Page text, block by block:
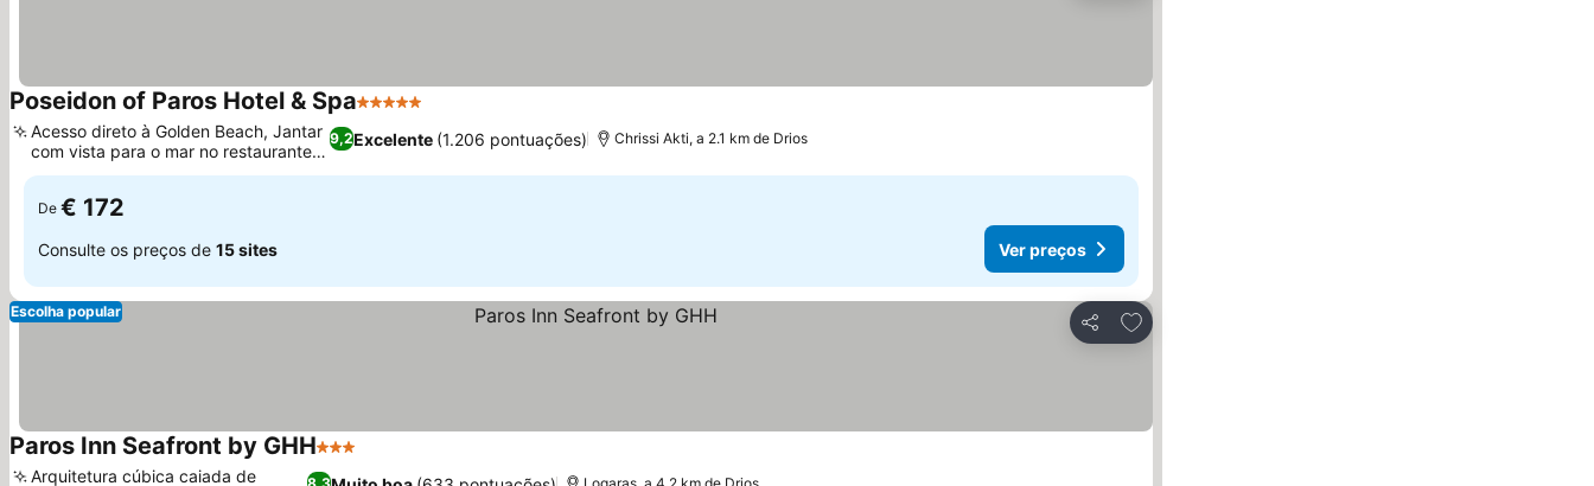
Poseidon of Paros Hotel & Spa5 Estrelas
9,2Excelente (1.206 pontuações)
Acesso direto à Golden Beach, Jantar
com vista para o mar no restaurante
Triton
Chrissi Akti, a 2.1 km de Drios
De € 172
Consulte os preços de 15 sites Ver preços
Partilhar
Adicionar aos favoritos
Escolha popular
Paros Inn Seafront by GHH3 Estrelas
Arquitetura cúbica caiada de